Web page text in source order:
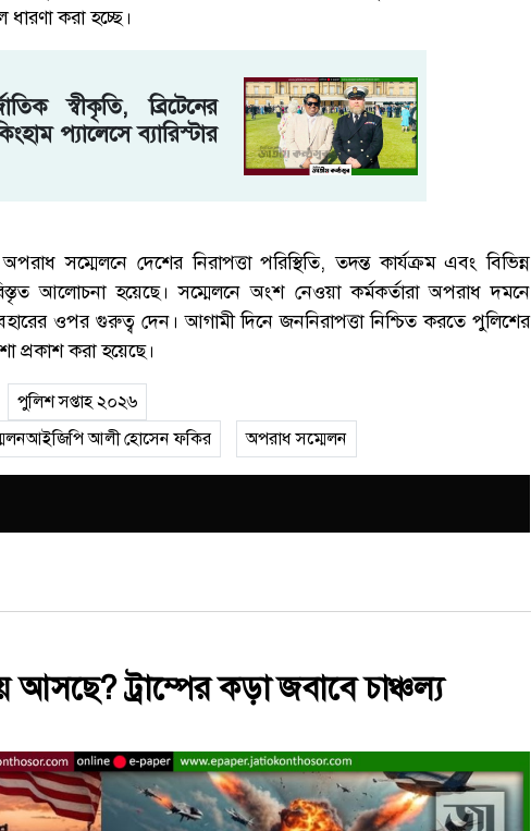
করা হচ্ছে।
স্বীকৃতি, ব্রিটেনের
প্যালেসে ব্যারিস্টার
সম্মেলনে দেশের নিরাপত্তা পরিস্থিতি, তদন্ত কার্যক্রম এবং বিভিন্ন
আলোচনা হয়েছে। সম্মেলনে অংশ নেওয়া কর্মকর্তারা অপরাধ দমনে
ওপর গুরুত্ব দেন। আগামী দিনে জননিরাপত্তা নিশ্চিত করতে পুলিশের
প্রকাশ করা হয়েছে।
পুলিশ সপ্তাহ ২০২৬
আলী হোসেন ফকির
অপরাধ সম্মেলন
আসছে? ট্রাম্পের কড়া জবাবে চাঞ্চল্য